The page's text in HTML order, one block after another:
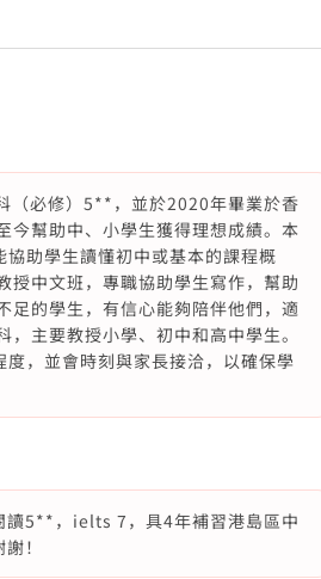
（必修）5**，並於2020年畢業於香
今幫助中、小學生獲得理想成績。本
助學生讀懂初中或基本的課程概
授中文班，專職協助學生寫作，幫助
足的學生，有信心能夠陪伴他們，適
主要教授小學、初中和高中學生。
，並會時刻與家長接洽，以確保學
讀5**，ielts 7，具4年補習港島區中
！